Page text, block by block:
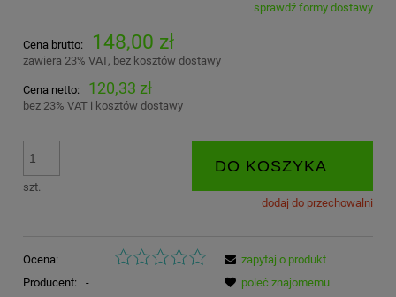
Cena nie zawiera ewentualnych kosztów płatnościsprawdź formy dostawy
Cena brutto: 148,00 zł
zawiera 23% VAT, bez kosztów dostawy
Cena netto: 120,33 zł
bez 23% VAT i kosztów dostawy
szt.
DO KOSZYKA
dodaj do przechowalni
Ocena:
Producent:
-
zapytaj o produkt
poleć znajomemu